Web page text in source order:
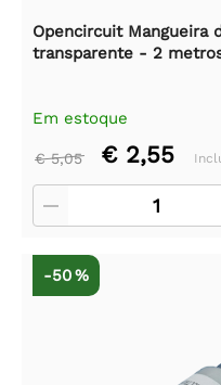
Opencircuit Mangueira
transparente - 2
Em estoque
€ 5,05 € 2,55
-50 %